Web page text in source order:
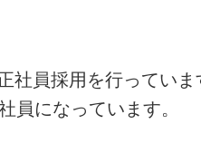
社員採用を行っていま
員になっています。